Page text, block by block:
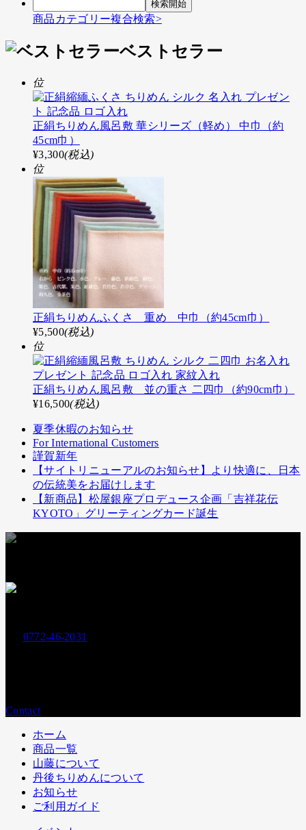
商品カテゴリー複合検索>
ベストセラー
位
正絹ちりめん風呂敷 華シリーズ（軽め） 中巾（約
45cm巾）
¥3,300(税込)
位
正絹ちりめんふくさ 重め 中巾（約45cm巾）
¥5,500(税込)
位
正絹ちりめん風呂敷 並の重さ 二四巾（約90cm巾）
¥16,500(税込)
夏季休暇のお知らせ
For International Customers
謹賀新年
【サイトリニューアルのお知らせ】より快適に、日本
の伝統美をお届けします
【新商品】松屋銀座プロデュース企画「吉祥花伝
KYOTO」グリーティングカード誕生
0772-46-2031
Contact
ホーム
商品一覧
山藤について
丹後ちりめんについて
お知らせ
ご利用ガイド